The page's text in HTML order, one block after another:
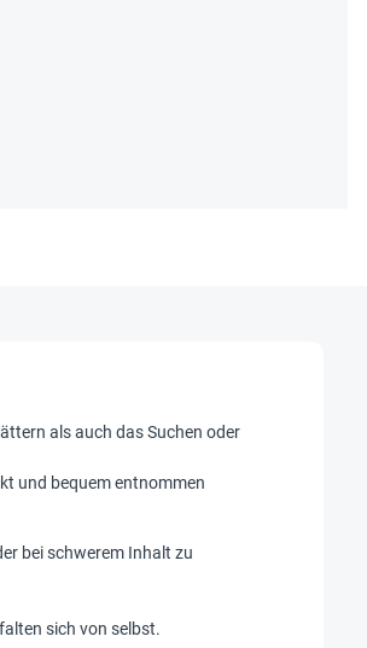
als auch das Suchen oder
und bequem entnommen
bei schwerem Inhalt zu
sich von selbst.